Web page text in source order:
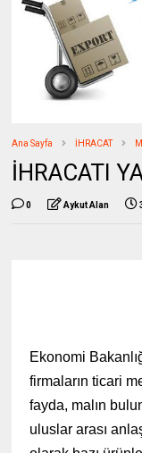
Ana Sayfa İHRACAT
İHRACATI
0 Aykut Alan
Ekonomi
firmaların ticari
fayda, malın
uluslar arası